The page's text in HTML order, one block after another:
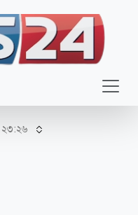
২ হাজার
২৩:২৬